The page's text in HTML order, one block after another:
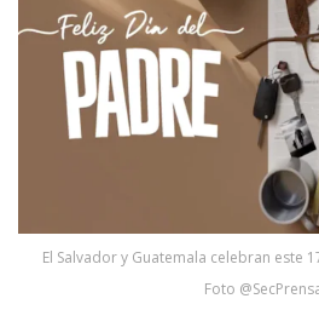
El Salvador y Guatemala celebran este
Foto